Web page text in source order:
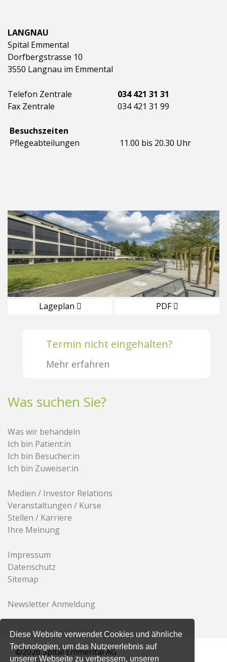
Diese Website verwendet Cookies und ähnliche
Technologien, um das Nutzererlebnis auf
unserer Webseite zu verbessern, unseren
LANGNAU
Spital Emmental
Dorfbergstrasse 10
3550 Langnau im Emmental
Telefon Zentrale
034 421 31 31
Fax Zentrale
034 421 31 99
Besuchszeiten
Pflegeabteilungen
11.00 bis 20.30 Uhr
Lageplan PDF
Termin nicht eingehalten?
Mehr erfahren
Was suchen Sie?
Was wir behandeln
Ich bin Patient:in
Ich bin Besucher:in
Ich bin Zuweiser:in
Medien / Investor Relations
Veranstaltungen / Kurse
Stellen / Karriere
Ihre Meinung
Impressum
Datenschutz
Sitemap
Newsletter Anmeldung
©2026 Spital Emmental AG